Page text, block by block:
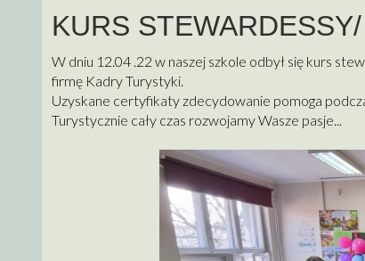
KURS
W dniu 12.04 .22 w naszej szkole odbył się kurs
firmę Kadry Turystyki.
Uzyskane certyfikaty zdecydowanie pomoga
Turystycznie cały czas rozwojamy Wasze pasje...